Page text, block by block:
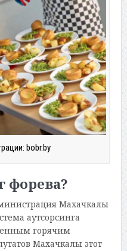
bobr.by
форева?
Махачкалы
аутсорсинга
горячим
Махачкалы этот